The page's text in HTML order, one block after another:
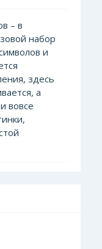
– в
набор
и
здесь
а
вовсе